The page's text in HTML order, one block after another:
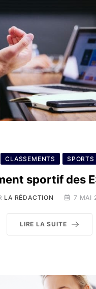
CLASSEMENTS SPORTS
sportif des
LA RÉDACTION 7 MAI
LIRE LA SUITE